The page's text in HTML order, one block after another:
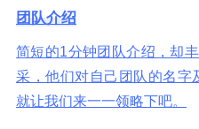
团队介绍
简短的1分钟团队介绍，却
采，他们对自己团队的名字
就让我们来一一领略下吧。